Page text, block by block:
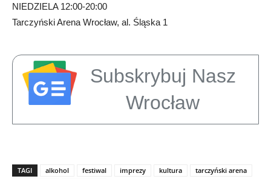
NIEDZIELA 12:00-20:00
Tarczyński Arena Wrocław, al. Śląska 1
Subskrybuj Nasz
Wrocław
TAGI alkohol festiwal imprezy kultura
tarczyński arena